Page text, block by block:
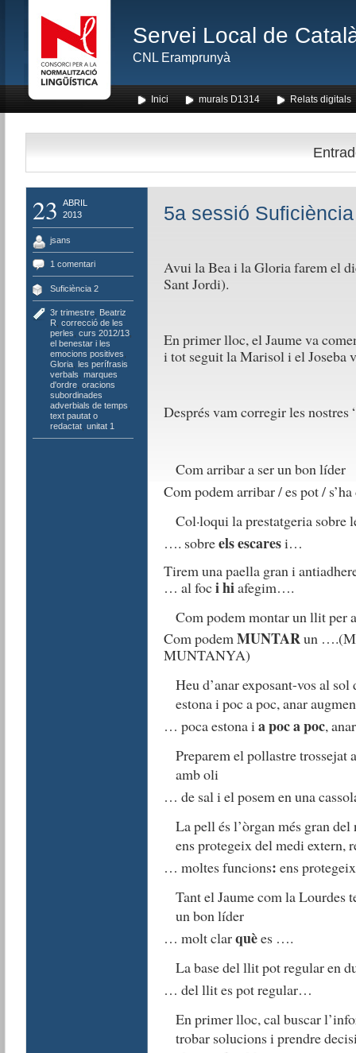
Servei Local de
CNL Eramprunyà
Inici murals D1314 Relats digitals
23
ABRIL
2013
jsans
1 comentari
Suficiència 2
3r trimestre, Beatriz
R correcció de les
perles curs 2012/13,
el benestar i les
emocions positives
Gloria, les perífrasis
verbals marques
d'ordre, oracions
subordinades
adverbials de temps
text pautat o
redactat, unitat 1
5a sessió
Avui la Bea i la Gloria farem el
Sant Jordi).
En primer lloc, el Jaume va
i tot seguit la Marisol i el Joseba
Després vam corregir les nostres
Com arribar a ser un bon líder
Com podem arribar / es pot /
Col·loqui la prestatgeria sobre
…. sobreels escaresi…
Tirem una paella gran i
… al foci hiafegim….
Com podem montar un llit per
Com podemMUNTARun
MUNTANYA)
Heu d’anar exposant-vos al
estona i poc a poc, anar
… poca estona ia poc a poc,
Preparem el pollastre trossejat
amb oli
… de sal i el posem en una
La pell és l’òrgan més gran
ens protegeix del medi extern,
… moltes funcions: ens
Tant el Jaume com la Lourdes
un bon líder
… molt clarquèes ….
La base del llit pot regular en
… del llit es pot regular…
En primer lloc, cal buscar
trobar solucions i prendre